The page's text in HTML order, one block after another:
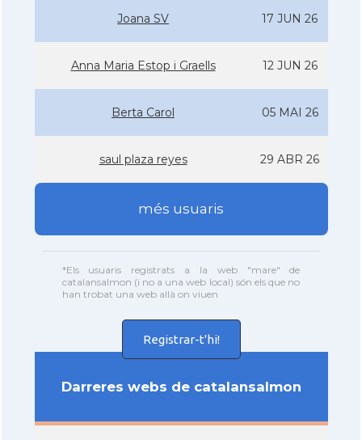
Joana SV 17 JUN 26
Anna Maria Estop i Graells 12 JUN 26
Berta Carol 05 MAI 26
saul plaza reyes 29 ABR 26
més usuaris
*Els usuaris registrats a la web "mare" de
catalansalmon (i no a una web local) són els que no
han trobat una web allà on viuen
Registrar-t'hi!
Darreres webs de catalansalmon